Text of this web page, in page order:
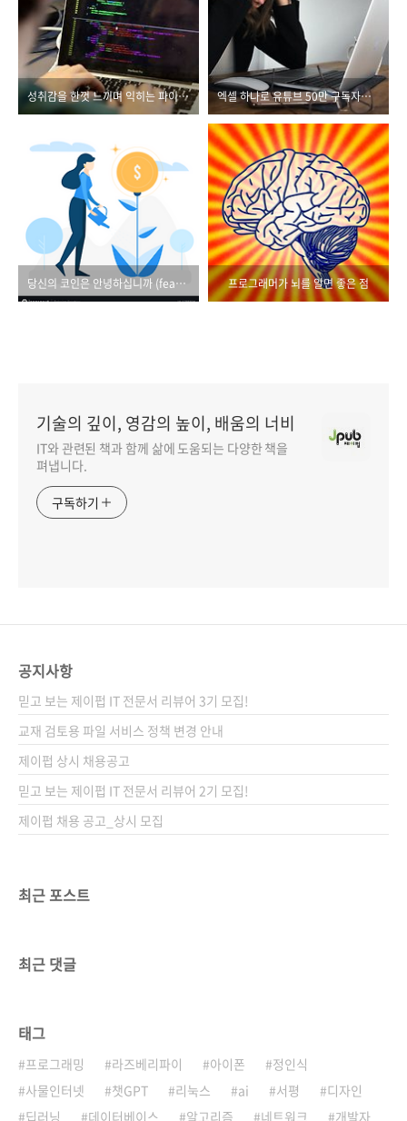
성취감을 한껏 느끼며 익히는 파이썬 프로그래밍! 엑셀 하나로 유튜브 50만 구독자가 모인 데는 다 이유가 있습니다!
당신의 코인은 안녕하십니까 (feat. 디파이) 프로그래머가 뇌를 알면 좋은 점
기술의 깊이, 영감의 높이, 배움의 너비
IT와 관련된 책과 함께 삶에 도움되는 다양한 책을
펴냅니다.
구독하기
공지사항
믿고 보는 제이펍 IT 전문서 리뷰어 3기 모집!
교재 검토용 파일 서비스 정책 변경 안내
제이펍 상시 채용공고
믿고 보는 제이펍 IT 전문서 리뷰어 2기 모집!
제이펍 채용 공고_상시 모집
최근 포스트
최근 댓글
태그
프로그래밍 라즈베리파이 아이폰
정인식
사물인터넷
챗GPT 리눅스 ai 서평
디자인
딥러닝
데이터베이스 알고리즘 네트워크 개발자